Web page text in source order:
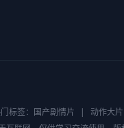
标签： 国产剧情片 | 动作大片